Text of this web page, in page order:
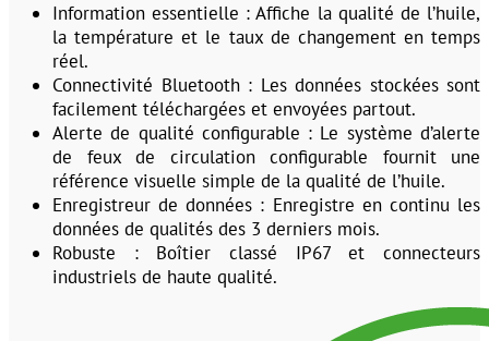
Information essentielle : Affiche la qualité de l’huile,
la température et le taux de changement en temps
réel.
Connectivité Bluetooth : Les données stockées sont
facilement téléchargées et envoyées partout.
Alerte de qualité configurable : Le système d’alerte
de feux de circulation configurable fournit une
référence visuelle simple de la qualité de l’huile.
Enregistreur de données : Enregistre en continu les
données de qualités des 3 derniers mois.
Robuste : Boîtier classé IP67 et connecteurs
industriels de haute qualité.